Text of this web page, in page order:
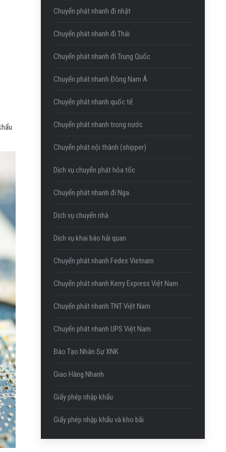
Chuyển phát nhanh đi nhật
Chuyển phát nhanh đi Thái
Chuyển phát nhanh đi Trung Quốc
Chuyển phát nhanh Đông Nam Á
Chuyển phát nhanh quốc tế
Chuyển phát nhanh trong nước
Chuyển phát nội thành (shipper)
Dịch vụ chuyển phát hỏa tốc
Chuyển phát nhanh đi Nga
Dịch vụ chuyển nhà
Dịch vụ khai báo hải quan
Chuyển phát nhanh Fedex Vietnam
Chuyển phát nhanh Kerry Express Việt Nam
Chuyển phát nhanh TNT Việt Nam
Chuyển phát nhanh UPS Việt Nam
Đào Tạo Nhân Sự XNK
Giao Hàng Nhanh
Giấy phép nhập khẩu
Giấy phép nhập khẩu và kho bãi